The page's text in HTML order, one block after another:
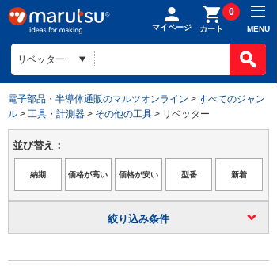
マイページ カート
0
MENU
電子部品・半導体通販のマルツオンライン > すべてのジャン
ル > 工具・計測器 > その他の工具 > リベッター
並び替え：
絞り込み条件